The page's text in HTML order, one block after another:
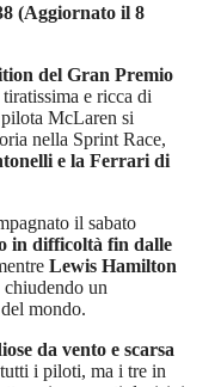
(Aggiornato il 8
del Gran Premio
e ricca di
McLaren si
nella Sprint Race,
e la Ferrari di
il sabato
in difficoltà fin dalle
Lewis Hamilton
chiudendo un
mondo.
da vento e scarsa
i piloti, ma i tre in